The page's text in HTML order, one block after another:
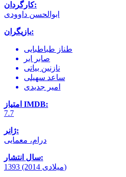
کارگردان:
ابوالحسن داوودی
بازیگران:
طناز طباطبایی
صابر ابر
نازنین بیاتی
ساعد سهیلی
امیر جدیدی
امتیاز IMDB:
7.7
ژانر:
درام، معمایی
سال انتشار:
1393 (2014 میلادی)